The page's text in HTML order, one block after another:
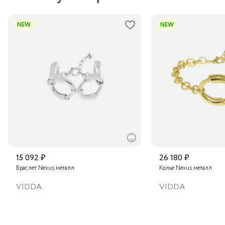
NEW
15 092 ₽
Браслет Nexus металл
VIDDA
NEW
26 180 ₽
Колье Nexus металл
VIDDA